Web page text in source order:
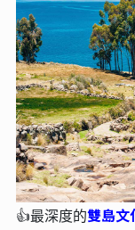
👍最深度的雙島文